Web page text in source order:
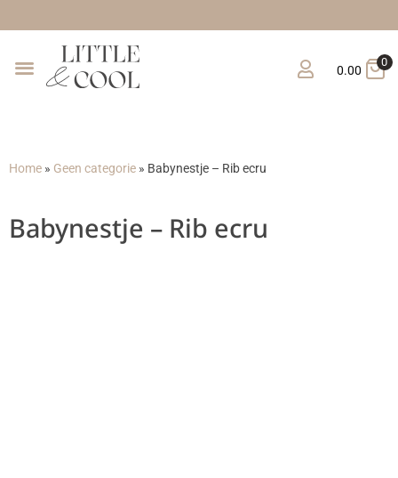
0.00
0
Home » Geen categorie » Babynestje – Rib ecru
Babynestje – Rib ecru